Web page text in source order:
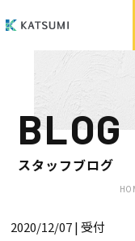
モデルハウス
来場予約
来店予約
BLOG
スタッフブログ
2020/12/07| 受付